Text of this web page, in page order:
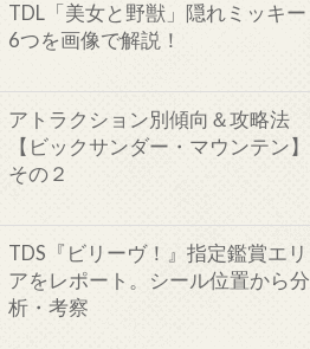
TDL「美女と野獣」隠れミッキー
6つを画像で解説！
アトラクション別傾向＆攻略法
【ビックサンダー・マウンテン】
その２
TDS『ビリーヴ！』指定鑑賞エリ
アをレポート。シール位置から分
析・考察